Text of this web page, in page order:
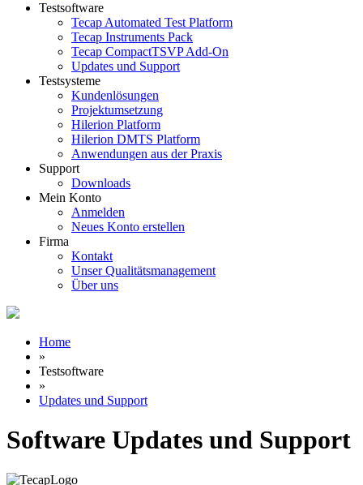
Testsoftware
Tecap Automated Test Platform
Tecap Instruments Pack
Tecap CompactTSVP Add-On
Updates und Support
Testsysteme
Kundenlösungen
Projektumsetzung
Hilerion Platform
Hilerion DMTS Platform
Anwendungen aus der Praxis
Support
Downloads
Mein Konto
Anmelden
Neues Konto erstellen
Firma
Kontakt
Unser Qualitätsmanagement
Über uns
Home
»
Testsoftware
»
Updates und Support
Software Updates und Support